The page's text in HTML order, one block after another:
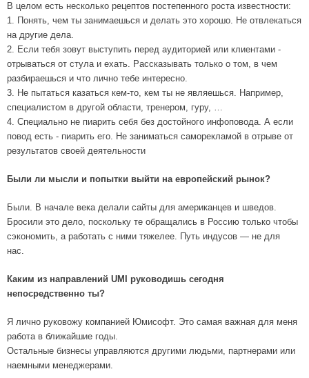
В целом есть несколько рецептов постепенного роста известности:
1. Понять, чем ты занимаешься и делать это хорошо. Не отвлекаться
на другие дела.
2. Если тебя зовут выступить перед аудиторией или клиентами -
отрываться от стула и ехать. Рассказывать только о том, в чем
разбираешься и что лично тебе интересно.
3. Не пытаться казаться кем-то, кем ты не являешься. Например,
специалистом в другой области, тренером, гуру, …
4. Специально не пиарить себя без достойного инфоповода. А если
повод есть - пиарить его. Не заниматься саморекламой в отрыве от
результатов своей деятельности
Были ли мысли и попытки выйти на европейский рынок?
Были. В начале века делали сайты для американцев и шведов.
Бросили это дело, поскольку те обращались в Россию только чтобы
сэкономить, а работать с ними тяжелее. Путь индусов — не для
нас.
Каким из направлений UMI руководишь сегодня
непосредственно ты?
Я лично руковожу компанией Юмисофт. Это самая важная для меня
работа в ближайшие годы.
Остальные бизнесы управляются другими людьми, партнерами или
наемными менеджерами.